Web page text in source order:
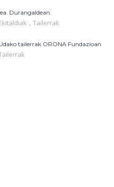
Durangaldean.
, Tailerrak
tailerrak ORONA Fundazioan